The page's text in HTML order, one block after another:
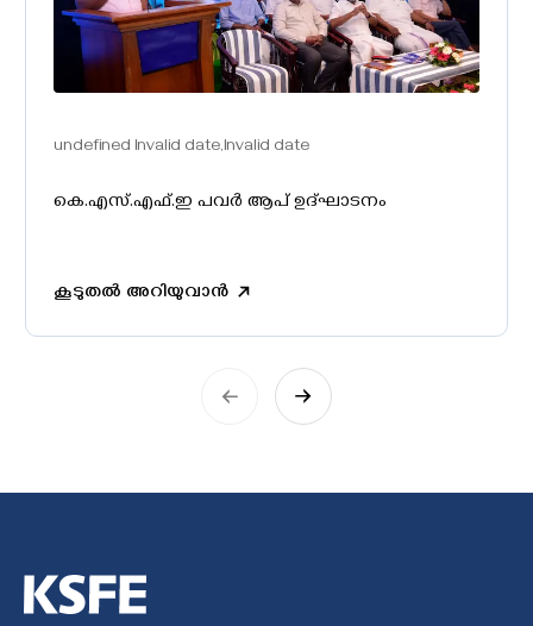
undefined Invalid date,Invalid date
കെ.എസ്‌.എഫ്‌.ഇ പവർ ആപ് ഉദ്‌ഘാടനം
കൂടുതൽ അറിയുവാൻ